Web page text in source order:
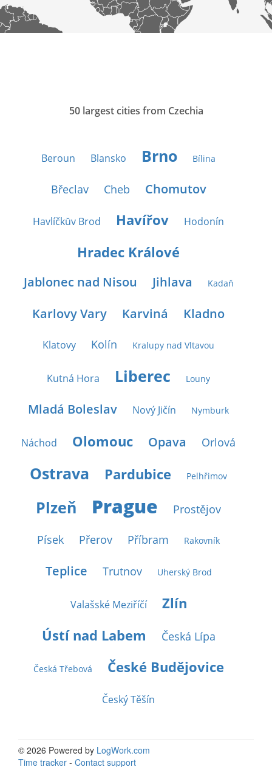
50 largest cities from Czechia
Beroun Blansko Brno Bílina
Břeclav Cheb Chomutov
Havlíčkŭv Brod Havířov Hodonín
Hradec Králové
Jablonec nad Nisou Jihlava Kadaň
Karlovy Vary Karviná Kladno
Klatovy Kolín Kralupy nad Vltavou
Kutná Hora Liberec Louny
Mladá Boleslav Nový Jičín Nymburk
Náchod Olomouc Opava Orlová
Ostrava Pardubice Pelhřimov
Plzeň Prague Prostějov
Písek Přerov Příbram Rakovník
Teplice Trutnov Uherský Brod
Valašské Meziříčí
Zlín
Ústí nad Labem
Česká Lípa
Česká Třebová České Budějovice
Český Těšín
© 2026 Powered by LogWork.com
Time tracker - Contact support